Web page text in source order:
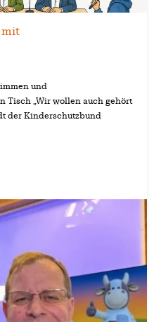
mit
und
Tisch „Wir wollen auch gehört
der Kinderschutzbund